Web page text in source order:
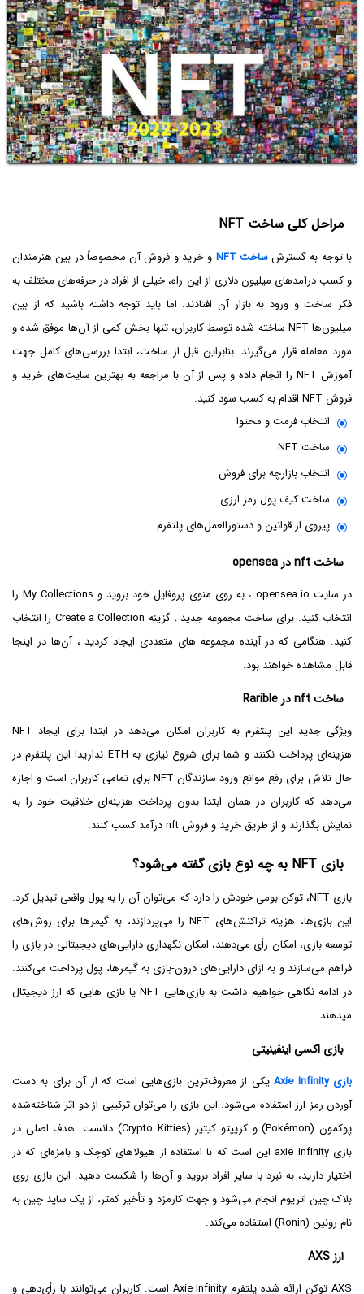
مراحل کلی ساخت NFT
با توجه به گسترشساخت NFT
و خرید و فروش آن مخصوصاً در بین هنرمندان
و کسب درآمدهای میلیون دلاری از این راه، خیلی از افراد در حرفه‌های مختلف به
فکر ساخت و ورود به بازار آن افتادند. اما باید توجه داشته باشید که از بین
میلیون‌ها NFT ساخته شده توسط کاربران، تنها بخش کمی از آن‌ها موفق شده و
مورد معامله قرار می‌گیرند. بنابراین قبل از ساخت، ابتدا بررسی‌های کامل جهت
آموزش NFT را انجام داده و پس از آن با مراجعه به بهترین سایت‌های خرید و
فروش NFT اقدام به کسب سود کنید.
انتخاب فرمت و محتوا
ساخت NFT
انتخاب بازارچه برای فروش
ساخت کیف پول رمز ارزی
پیروی از قوانین و دستورالعمل‌های پلتفرم
ساخت nft در opensea
در سایت opensea.io ، به روی منوی پروفایل خود بروید و My Collections را
انتخاب کنید. برای ساخت مجموعه جدید ، گزینه Create a Collection را انتخاب
کنید. هنگامی که در آینده مجموعه های متعددی ایجاد کردید ، آن‌ها در اینجا
قابل مشاهده خواهند بود.
ساخت nft در Rarible
ویژگی جدید این پلتفرم به کاربران امکان می‌دهد در ابتدا برای ایجاد NFT
هزینه‌ای پرداخت نکنند و شما برای شروع نیازی به ETH ندارید! این پلتفرم در
حال تلاش برای رفع موانع ورود سازندگان NFT برای تمامی کاربران است و اجازه
می‌دهد که کاربران در همان ابتدا بدون پرداخت هزینه‌ای خلاقیت خود را به
نمایش بگذارند و از طریق خرید و فروش nft درآمد کسب کنند.
بازی NFT به چه نوع بازی گفته می‌شود؟
بازی NFT، توکن بومی خودش را دارد که می‌توان آن را به پول واقعی تبدیل کرد.
این بازی‌ها، هزینه تراکنش‌های NFT را می‌پردازند، به گیمرها برای روش‌های
توسعه بازی، امکان رأی می‌دهند، امکان نگهداری دارایی‌های دیجیتالی در بازی را
فراهم می‌سازند و به ازای دارایی‌های درون-بازی به گیمرها، پول پرداخت می‌کنند.
در ادامه نگاهی خواهیم داشت به بازی‌هایی NFT یا بازی هایی که ارز دیجیتال
میدهند.
بازی اکسی اینفینیتی
بازی Axie Infinity
یکی از معروف‌ترین بازی‌هایی است که از آن برای به دست
آوردن رمز ارز استفاده می‌شود. این بازی را می‌توان ترکیبی از دو اثر شناخته‌شده
پوکمون (Pokémon) و کریپتو کیتیز (Crypto Kitties) دانست. هدف اصلی در
بازی axie infinity این است که با استفاده از هیولاهای کوچک و بامزه‌ای که در
اختیار دارید، به نبرد با سایر افراد بروید و آن‌ها را شکست دهید. این بازی روی
بلاک چین اتریوم انجام می‌شود و جهت کارمزد و تأخیر کمتر، از یک ساید چین به
نام رونین (Ronin) استفاده می‌کند.
ارز AXS
AXS توکن ارائه شده پلتفرم Axie Infinity است. کاربران می‌توانند با رأی‌دهی و